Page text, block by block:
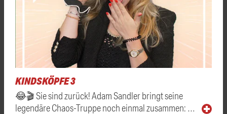
KINDSKÖPFE 3
😂🎬 Sie sind zurück! Adam Sandler bringt seine
legendäre Chaos-Truppe noch einmal zusammen: …